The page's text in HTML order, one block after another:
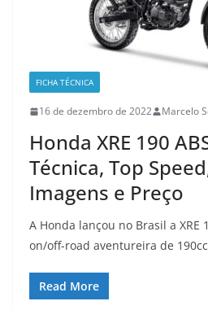
FICHA TÉCNICA
16 de dezembro de 2022 Marcelo
Honda XRE 190
Técnica, Top
Imagens e Preço
A Honda lançou no Brasil a XRE
on/off-road aventureira de
Read More